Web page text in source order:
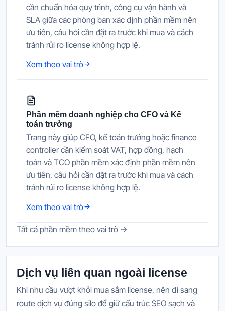
cần chuẩn hóa quy trình, công cụ vận hành và
SLA giữa các phòng ban xác định phần mềm nên
ưu tiên, câu hỏi cần đặt ra trước khi mua và cách
tránh rủi ro license không hợp lệ.
Xem theo vai trò
Phần mềm doanh nghiệp cho CFO và Kế
toán trưởng
Trang này giúp CFO, kế toán trưởng hoặc finance
controller cần kiểm soát VAT, hợp đồng, hạch
toán và TCO phần mềm xác định phần mềm nên
ưu tiên, câu hỏi cần đặt ra trước khi mua và cách
tránh rủi ro license không hợp lệ.
Xem theo vai trò
Tất cả phần mềm theo vai trò →
Dịch vụ liên quan ngoài license
Khi nhu cầu vượt khỏi mua sắm license, nên đi sang
route dịch vụ đúng silo để giữ cấu trúc SEO sạch và